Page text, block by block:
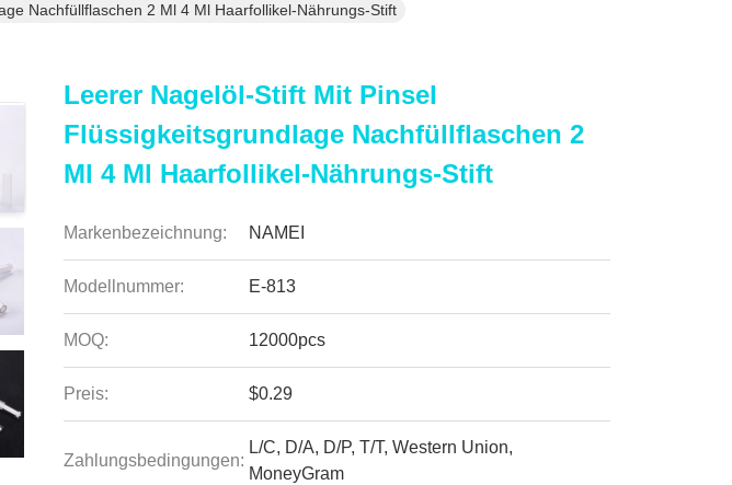
Nachfüllflaschen 2 Ml 4 Ml Haarfollikel-Nährungs-Stift
Leerer Nagelöl-Stift Mit Pinsel
Flüssigkeitsgrundlage Nachfüllflaschen 2
Ml 4 Ml Haarfollikel-Nährungs-Stift
Markenbezeichnung: NAMEI
Modellnummer: E-813
MOQ: 12000pcs
Preis: $0.29
Zahlungsbedingungen:
L/C, D/A, D/P, T/T, Western Union,
MoneyGram